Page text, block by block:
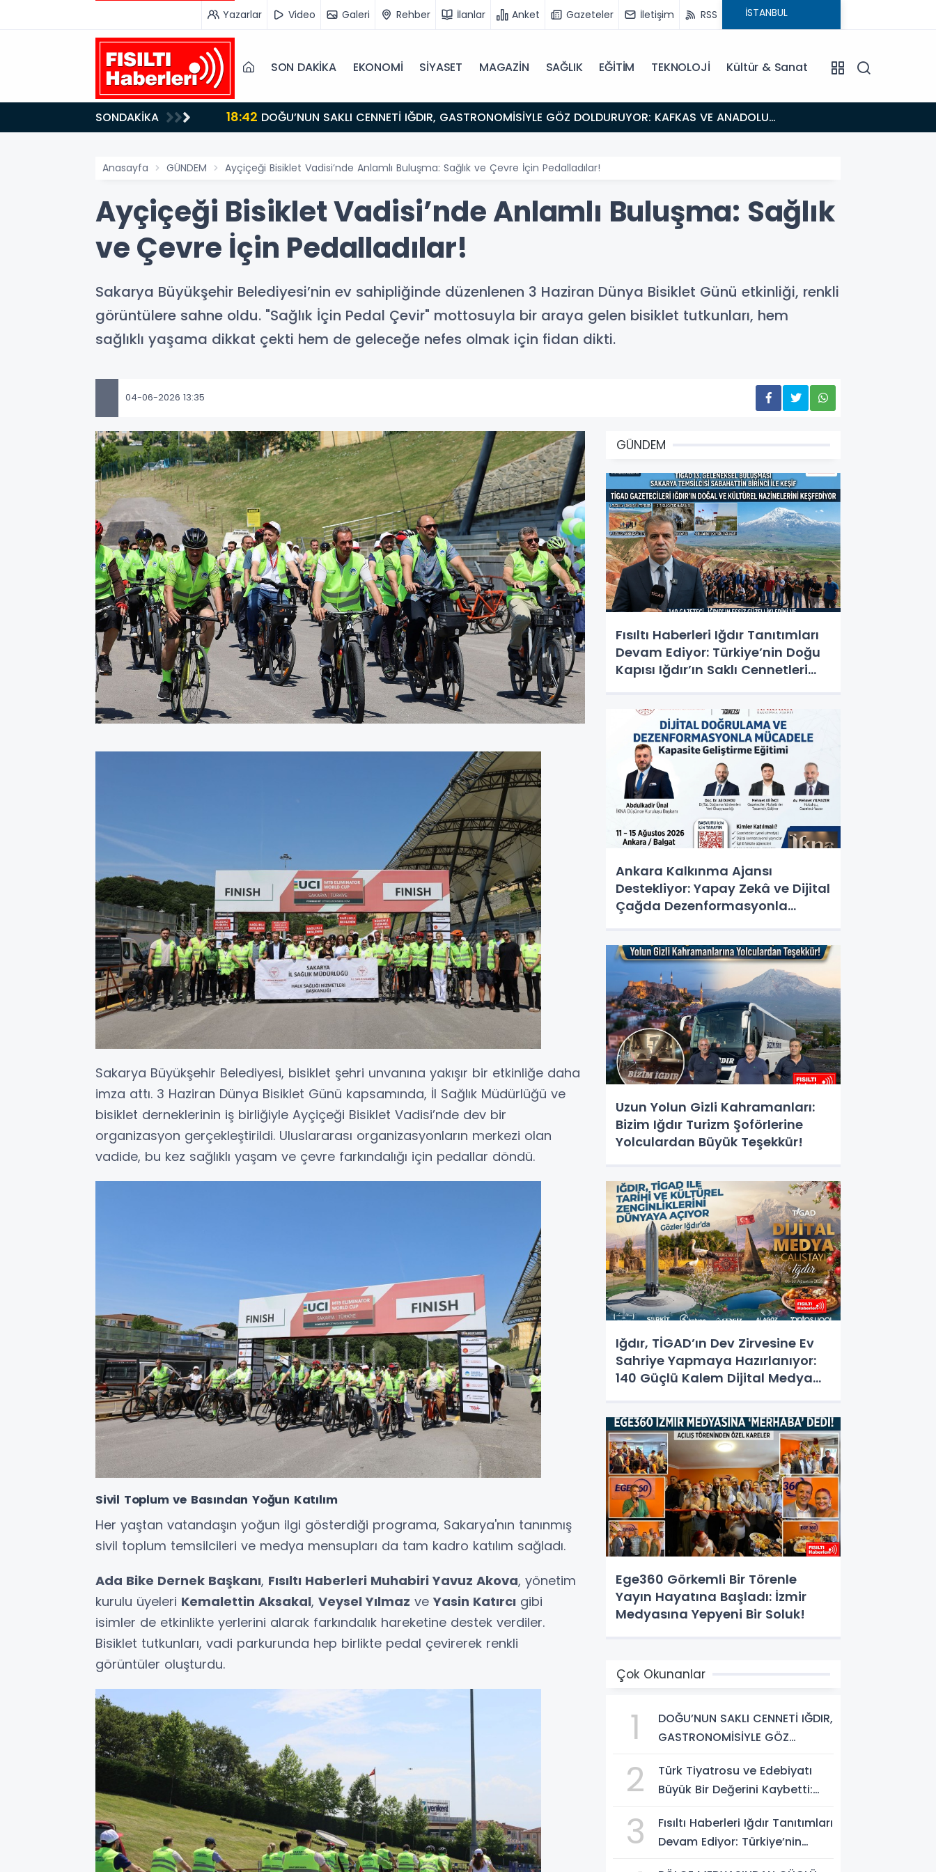
Yazarlar Video Galeri Rehber İlanlar Anket Gazeteler İletişim RSS
SON DAKİKA EKONOMİ SİYASET MAGAZİN SAĞLIK EĞİTİM TEKNOLOJİ Kültür & Sanat
SONDAKİKA 18:42
KÜLTÜRÜNÜN BULUŞMA NOKTASI
Anasayfa GÜNDEM Ayçiçeği Bisiklet Vadisi’nde Anlamlı Buluşma: Sağlık ve Çevre İçin Pedalladılar!
Ayçiçeği Bisiklet Vadisi’nde Anlamlı Buluşma: Sağlık
ve Çevre İçin Pedalladılar!
Sakarya Büyükşehir Belediyesi’nin ev sahipliğinde düzenlenen 3 Haziran Dünya Bisiklet Günü etkinliği, renkli
görüntülere sahne oldu. "Sağlık İçin Pedal Çevir" mottosuyla bir araya gelen bisiklet tutkunları, hem
sağlıklı yaşama dikkat çekti hem de geleceğe nefes olmak için fidan dikti.
04-06-2026 13:35
Sakarya Büyükşehir Belediyesi, bisiklet şehri unvanına yakışır bir etkinliğe daha
imza attı. 3 Haziran Dünya Bisiklet Günü kapsamında, İl Sağlık Müdürlüğü ve
bisiklet derneklerinin iş birliğiyle Ayçiçeği Bisiklet Vadisi’nde dev bir
organizasyon gerçekleştirildi. Uluslararası organizasyonların merkezi olan
vadide, bu kez sağlıklı yaşam ve çevre farkındalığı için pedallar döndü.
Sivil Toplum ve Basından Yoğun Katılım
Her yaştan vatandaşın yoğun ilgi gösterdiği programa, Sakarya'nın tanınmış
sivil toplum temsilcileri ve medya mensupları da tam kadro katılım sağladı.
Ada Bike Dernek Başkanı, Fısıltı Haberleri Muhabiri Yavuz Akova, yönetim
kurulu üyeleri Kemalettin Aksakal, Veysel Yılmaz ve Yasin Katırcı gibi
isimler de etkinlikte yerlerini alarak farkındalık hareketine destek verdiler.
Bisiklet tutkunları, vadi parkurunda hep birlikte pedal çevirerek renkli
görüntüler oluşturdu.
GÜNDEM
Fısıltı Haberleri Iğdır Tanıtımları
Devam Ediyor: Türkiye’nin Doğu
Kapısı Iğdır’ın Saklı Cennetleri
Ankara Kalkınma Ajansı
Destekliyor: Yapay Zekâ ve Dijital
Çağda Dezenformasyonla
Uzun Yolun Gizli Kahramanları:
Bizim Iğdır Turizm Şoförlerine
Yolculardan Büyük Teşekkür!
Iğdır, TİGAD’ın Dev Zirvesine Ev
Sahriye Yapmaya Hazırlanıyor:
140 Güçlü Kalem Dijital Medya
Ege360 Görkemli Bir Törenle
Yayın Hayatına Başladı: İzmir
Medyasına Yepyeni Bir Soluk!
Çok Okunanlar
1
DOĞU’NUN SAKLI CENNETİ IĞDIR,
GASTRONOMİSİYLE GÖZ
ANADOLU KÜLTÜRÜNÜN
BULUŞMA NOKTASI
2
Türk Tiyatrosu ve Edebiyatı
Büyük Bir Değerini Kaybetti:
Yolculuğuna Uğurluyoruz
3
Fısıltı Haberleri Iğdır Tanıtımları
Devam Ediyor: Türkiye’nin